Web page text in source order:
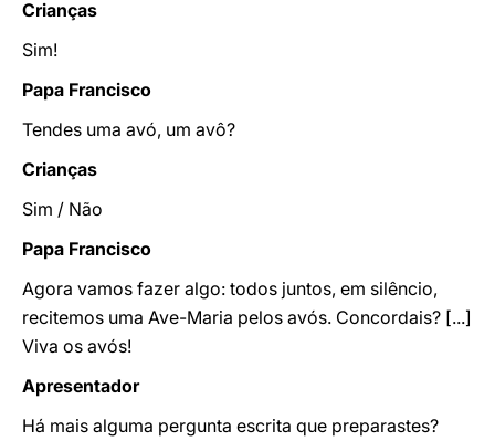
Crianças
Sim!
Papa Francisco
Tendes uma avó, um avô?
Crianças
Sim / Não
Papa Francisco
Agora vamos fazer algo: todos juntos, em silêncio,
recitemos uma Ave-Maria pelos avós. Concordais? [...]
Viva os avós!
Apresentador
Há mais alguma pergunta escrita que preparastes?